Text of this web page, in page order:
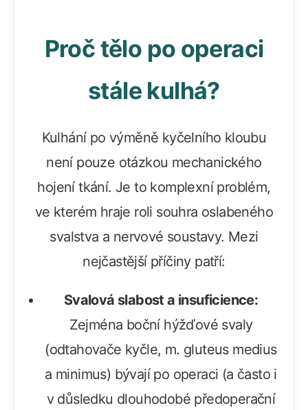
Proč tělo po operaci
stále kulhá?
Kulhání po výměně kyčelního kloubu
není pouze otázkou mechanického
hojení tkání. Je to komplexní problém,
ve kterém hraje roli souhra oslabeného
svalstva a nervové soustavy. Mezi
nejčastější příčiny patří:
Svalová slabost a insuficience:
Zejména boční hýžďové svaly
(odtahovače kyčle, m. gluteus medius
a minimus) bývají po operaci (a často i
v důsledku dlouhodobé předoperační